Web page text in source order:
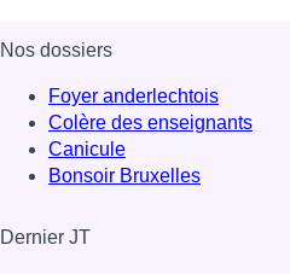
Nos dossiers
Foyer anderlechtois
Colère des enseignants
Canicule
Bonsoir Bruxelles
Dernier JT